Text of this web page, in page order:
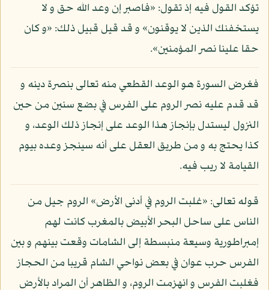
تؤكد القول فيه إذ تقول: «فاصبر إن وعد الله حق و لا
يستخفنك الذين لا يوقنون» و قد قيل قبيل ذلك: «و كان
حقا علينا نصر المؤمنين».
فغرض السورة هو الوعد القطعي منه تعالى بنصرة دينه و
قد قدم عليه نصر الروم على الفرس في بضع سنين من حين
النزول ليستدل بإنجاز هذا الوعد على إنجاز ذلك الوعد، و
كذا يحتج به و من طريق العقل على أنه سينجز وعده بيوم
القيامة لا ريب فيه.
قوله تعالى: «غلبت الروم في أدنى الأرض» الروم جيل من
الناس على ساحل البحر الأبيض بالمغرب كانت لهم
إمبراطورية وسيعة منبسطة إلى الشامات وقعت بينهم و بين
الفرس حرب عوان في بعض نواحي الشام قريبا من الحجاز
فغلبت الفرس و انهزمت الروم، و الظاهر أن المراد بالأرض